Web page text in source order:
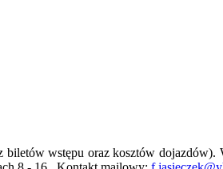
biletów wstępu oraz kosztów